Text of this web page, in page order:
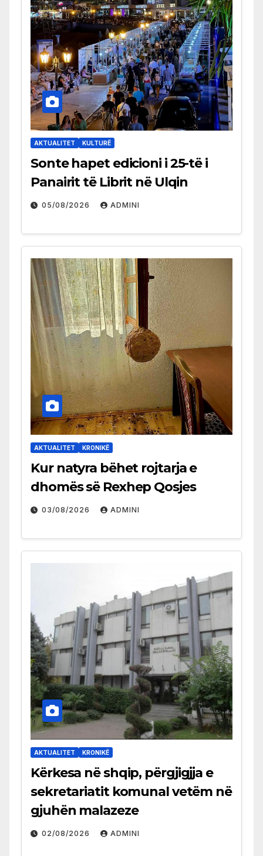
AKTUALITET KULTURË
Sonte hapet edicioni i 25-të i
Panairit të Librit në Ulqin
05/08/2026 ADMINI
AKTUALITET KRONIKË
Kur natyra bëhet rojtarja e
dhomës së Rexhep Qosjes
03/08/2026 ADMINI
AKTUALITET KRONIKË
Kërkesa në shqip, përgjigjja e
sekretariatit komunal vetëm në
gjuhën malazeze
02/08/2026 ADMINI